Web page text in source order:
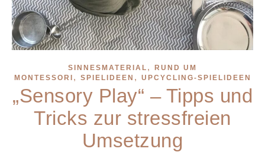
SINNESMATERIAL ,
RUND UM
MONTESSORI
, SPIELIDEEN , UPCYCLING-SPIELIDEEN
„Sensory Play“ – Tipps und
Tricks zur stressfreien
Umsetzung